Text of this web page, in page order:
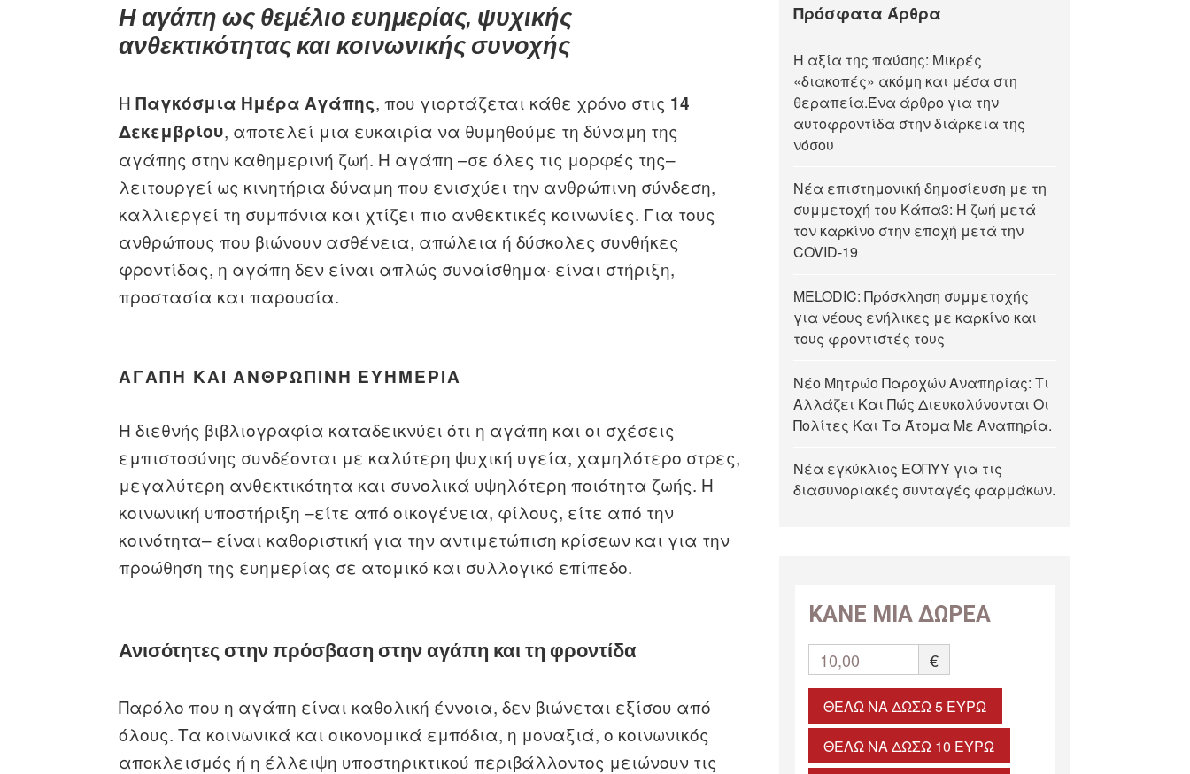
Η αγάπη ως θεμέλιο ευημερίας, ψυχικής
ανθεκτικότητας και κοινωνικής συνοχής
ΗΠαγκόσμια Ημέρα Αγάπης, που γιορτάζεται κάθε χρόνο στις 14
Δεκεμβρίου, αποτελεί μια ευκαιρία να θυμηθούμε τη δύναμη της
αγάπης στην καθημερινή ζωή. Η αγάπη –σε όλες τις μορφές της–
λειτουργεί ως κινητήρια δύναμη που ενισχύει την ανθρώπινη σύνδεση,
καλλιεργεί τη συμπόνια και χτίζει πιο ανθεκτικές κοινωνίες. Για τους
ανθρώπους που βιώνουν ασθένεια, απώλεια ή δύσκολες συνθήκες
φροντίδας, η αγάπη δεν είναι απλώς συναίσθημα· είναι στήριξη,
προστασία και παρουσία.
ΑΓΆΠΗ ΚΑΙ ΑΝΘΡΏΠΙΝΗ ΕΥΗΜΕΡΊΑ
Η διεθνής βιβλιογραφία καταδεικνύει ότι η αγάπη και οι σχέσεις
εμπιστοσύνης συνδέονται με καλύτερη ψυχική υγεία, χαμηλότερο στρες,
μεγαλύτερη ανθεκτικότητα και συνολικά υψηλότερη ποιότητα ζωής. Η
κοινωνική υποστήριξη –είτε από οικογένεια, φίλους, είτε από την
κοινότητα– είναι καθοριστική για την αντιμετώπιση κρίσεων και για την
προώθηση της ευημερίας σε ατομικό και συλλογικό επίπεδο.
Ανισότητες στην πρόσβαση στην αγάπη και τη φροντίδα
Παρόλο που η αγάπη είναι καθολική έννοια, δεν βιώνεται εξίσου από
όλους. Τα κοινωνικά και οικονομικά εμπόδια, η μοναξιά, ο κοινωνικός
αποκλεισμός ή η έλλειψη υποστηρικτικού περιβάλλοντος μειώνουν τις
Πρόσφατα Άρθρα
Η αξία της παύσης: Μικρές
«διακοπές» ακόμη και μέσα στη
θεραπεία.Ένα άρθρο για την
αυτοφροντίδα στην διάρκεια της
νόσου
Νέα επιστημονική δημοσίευση με τη
συμμετοχή του Κάπα3: Η ζωή μετά
τον καρκίνο στην εποχή μετά την
COVID-19
MELODIC: Πρόσκληση συμμετοχής
για νέους ενήλικες με καρκίνο και
τους φροντιστές τους
Νέο Μητρώο Παροχών Αναπηρίας: Τι
Αλλάζει Και Πώς Διευκολύνονται Οι
Πολίτες Και Τα Άτομα Με Αναπηρία.
Νέα εγκύκλιος ΕΟΠΥΥ για τις
διασυνοριακές συνταγές φαρμάκων.
ΚΑΝΕ ΜΙΑ ΔΩΡΕΑ
10,00 €
ΘΈΛΩ ΝΑ ΔΏΣΩ 5 ΕΥΡΏ
ΘΈΛΩ ΝΑ ΔΏΣΩ 10 ΕΥΡΏ